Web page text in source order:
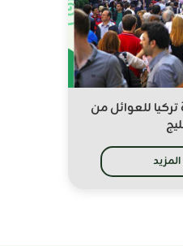
للعوائل من